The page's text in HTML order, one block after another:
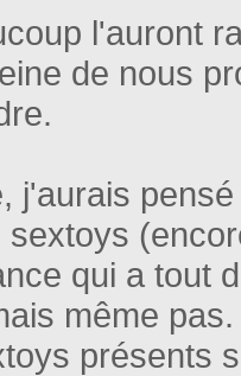
l'auront
de nous
j'aurais
sextoys
qui a tout
même
présents